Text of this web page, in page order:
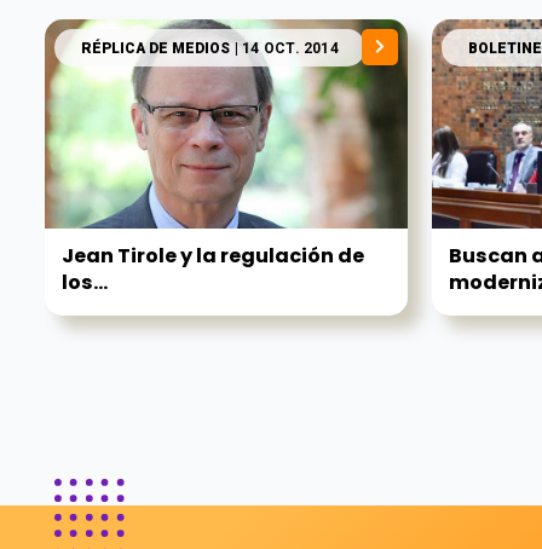
RÉPLICA DE MEDIOS | 14 OCT. 2014
Jean Tirole y la regulación de
los...
Buscan